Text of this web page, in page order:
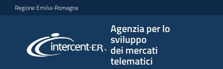
Vai al contenuto
Vai alla navigazione
Vai al footer
Regione Emilia-Romagna
Agenzia per lo
sviluppo
dei mercati
telematici
per lo
sviluppo